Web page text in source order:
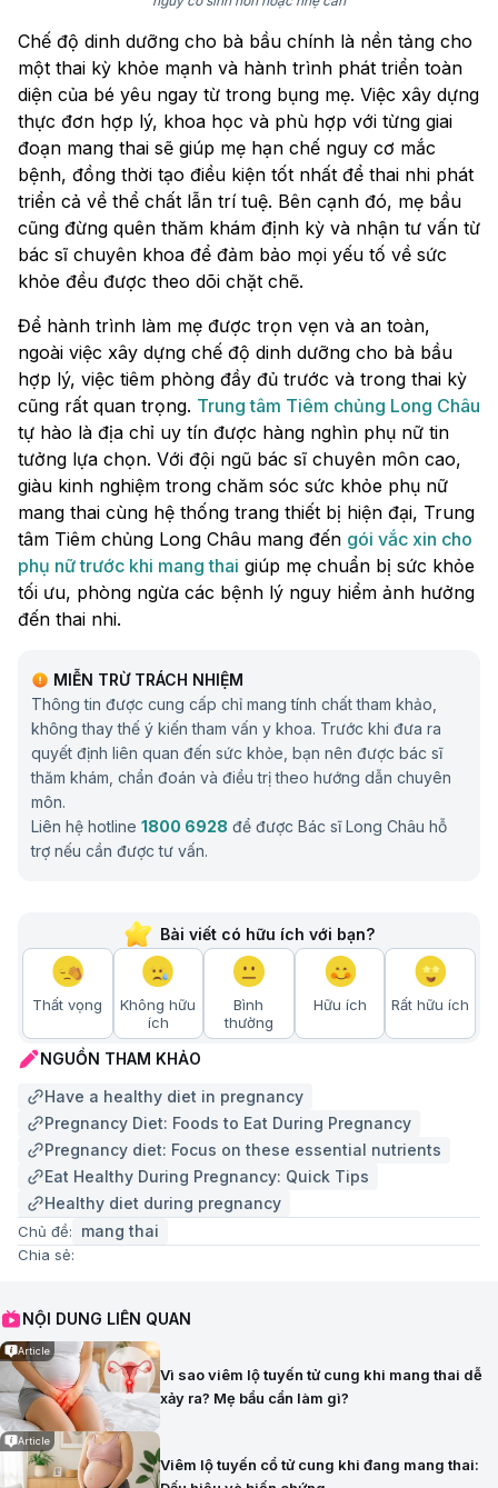
Chế độ dinh dưỡng cho bà bầu chính là nền tảng cho
một thai kỳ khỏe mạnh và hành trình phát triển toàn
diện của bé yêu ngay từ trong bụng mẹ. Việc xây dựng
thực đơn hợp lý, khoa học và phù hợp với từng giai
đoạn mang thai sẽ giúp mẹ hạn chế nguy cơ mắc
bệnh, đồng thời tạo điều kiện tốt nhất để thai nhi phát
triển cả về thể chất lẫn trí tuệ. Bên cạnh đó, mẹ bầu
cũng đừng quên thăm khám định kỳ và nhận tư vấn từ
bác sĩ chuyên khoa để đảm bảo mọi yếu tố về sức
khỏe đều được theo dõi chặt chẽ.
Để hành trình làm mẹ được trọn vẹn và an toàn,
ngoài việc xây dựng chế độ dinh dưỡng cho bà bầu
hợp lý, việc tiêm phòng đầy đủ trước và trong thai kỳ
cũng rất quan trọng. Trung tâm Tiêm chủng Long Châu
tự hào là địa chỉ uy tín được hàng nghìn phụ nữ tin
tưởng lựa chọn. Với đội ngũ bác sĩ chuyên môn cao,
giàu kinh nghiệm trong chăm sóc sức khỏe phụ nữ
mang thai cùng hệ thống trang thiết bị hiện đại, Trung
tâm Tiêm chủng Long Châu mang đến gói vắc xin cho
phụ nữ trước khi mang thai giúp mẹ chuẩn bị sức khỏe
tối ưu, phòng ngừa các bệnh lý nguy hiểm ảnh hưởng
đến thai nhi.
MIỄN TRỪ TRÁCH NHIỆM
Thông tin được cung cấp chỉ mang tính chất tham khảo,
không thay thế ý kiến tham vấn y khoa. Trước khi đưa ra
quyết định liên quan đến sức khỏe, bạn nên được bác sĩ
thăm khám, chẩn đoán và điều trị theo hướng dẫn chuyên
môn.
Liên hệ hotline 1800 6928 để được Bác sĩ Long Châu hỗ
trợ nếu cần được tư vấn.
Bài viết có hữu ích với bạn?
Thất vọng
Không hữu
ích
Bình
thường
Hữu ích Rất hữu ích
NGUỒN THAM KHẢO
Have a healthy diet in pregnancy
Pregnancy Diet: Foods to Eat During Pregnancy
Pregnancy diet: Focus on these essential nutrients
Eat Healthy During Pregnancy: Quick Tips
Healthy diet during pregnancy
Chủ đề: mang thai
Chia sẻ:
NỘI DUNG LIÊN QUAN
Article
Vì sao viêm lộ tuyến tử cung khi mang thai dễ
xảy ra? Mẹ bầu cần làm gì?
Article
Viêm lộ tuyến cổ tử cung khi đang mang thai: